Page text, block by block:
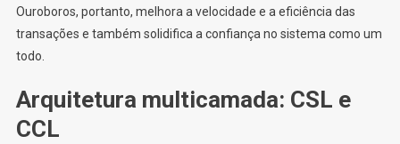
Ouroboros, portanto, melhora a velocidade e a eficiência das
transações e também solidifica a confiança no sistema como um
todo.
Arquitetura multicamada: CSL e
CCL